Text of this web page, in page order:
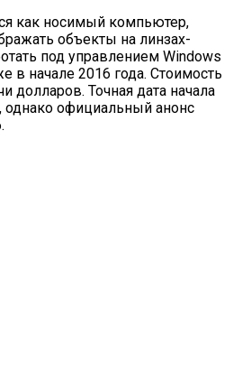
как носимый компьютер,
объекты на линзах-
под управлением Windows
в начале 2016 года. Стоимость
долларов. Точная дата начала
однако официальный анонс